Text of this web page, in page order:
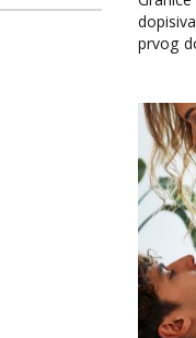
prvog